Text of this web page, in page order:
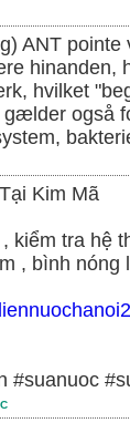
ANT
hinanden,
hvilket
også
Kim Mã
kiểm tra hệ
, bình nóng
#suanuoc